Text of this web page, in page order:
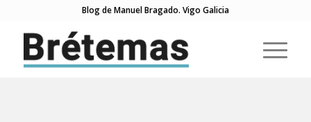
Blog de Manuel Bragado. Vigo Galicia